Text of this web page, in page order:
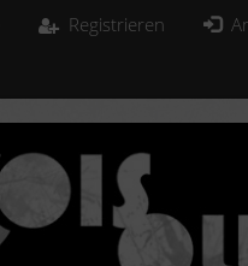
Registrieren